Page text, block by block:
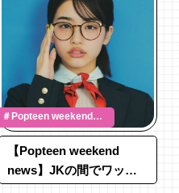
＃Popteen weekend
news
【Popteen weekend
news】JKの間でワッペ